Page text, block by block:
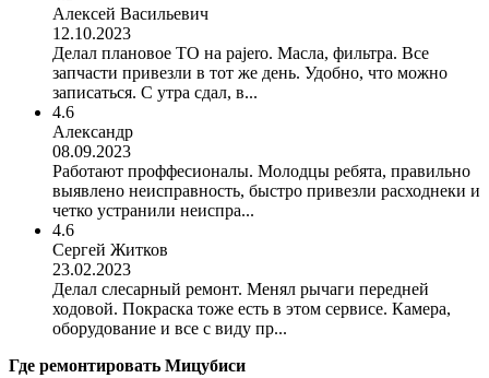
Алексей Васильевич
12.10.2023
Делал плановое ТО на pajero. Масла, фильтра. Все
запчасти привезли в тот же день. Удобно, что можно
записаться. С утра сдал, в...
4.6
Александр
08.09.2023
Работают проффесионалы. Молодцы ребята, правильно
выявлено неисправность, быстро привезли расходнеки и
четко устранили неиспра...
4.6
Сергей Житков
23.02.2023
Делал слесарный ремонт. Менял рычаги передней
ходовой. Покраска тоже есть в этом сервисе. Камера,
оборудование и все с виду пр...
Где ремонтировать Мицубиси